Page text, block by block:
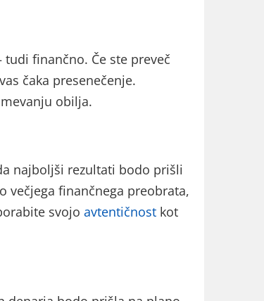
finančno. Če ste preveč
čaka presenečenje.
obilja.
najboljši rezultati bodo prišli
večjega finančnega preobrata,
svojo avtentičnost kot